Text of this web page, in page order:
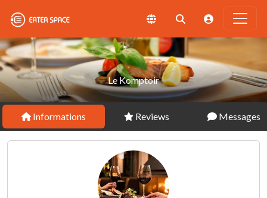
Le Komptoir
Informations Reviews Messages